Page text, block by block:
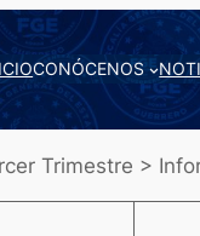
CONÓCENOS
Trimestre >